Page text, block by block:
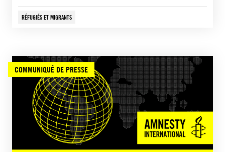
RÉFUGIÉS ET MIGRANTS
COMMUNIQUÉ DE PRESSE